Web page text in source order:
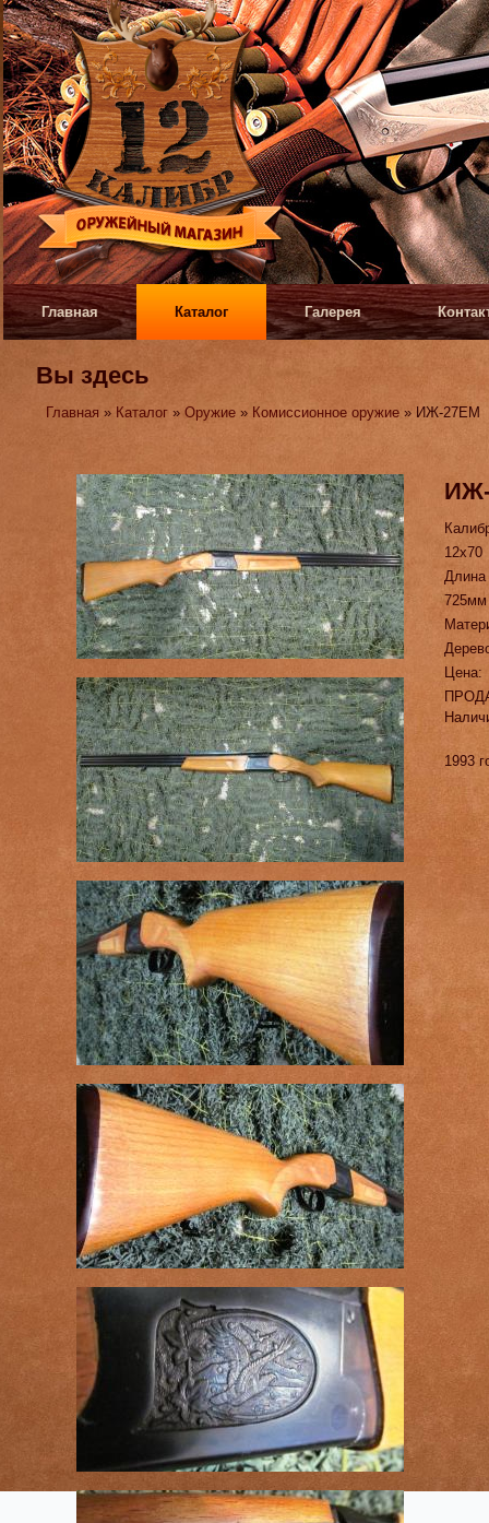
Главная Каталог Галерея
Вы здесь
Главная » Каталог »Оружие » Комиссионное оружие » ИЖ-27ЕМ
12х70
725мм
Цена:
1993